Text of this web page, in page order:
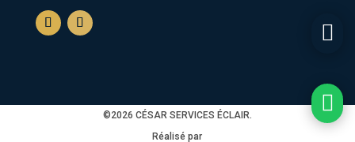


©2026 CÉSAR SERVICES ÉCLAIR.
Réalisé par